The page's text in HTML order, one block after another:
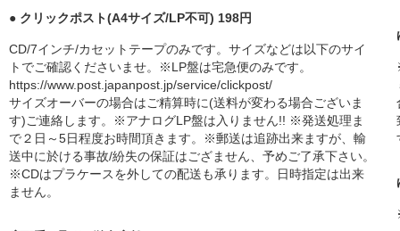
● クリックポスト(A4サイズ/LP不可) 198円
CD/7インチ/カセットテープのみです。サイズなどは以下のサイ
トでご確認くださいませ。※LP盤は宅急便のみです。
https://www.post.japanpost.jp/service/clickpost/
サイズオーバーの場合はご精算時に(送料が変わる場合ございま
す)ご連絡します。※アナログLP盤は入りません!! ※発送処理ま
で２日～5日程度お時間頂きます。※郵送は追跡出来ますが、輸
送中に於ける事故/紛失の保証はござません、予めご了承下さい。
※CDはプラケースを外しての配送も承ります。日時指定は出来
ません。